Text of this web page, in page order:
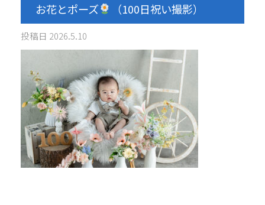
お花とポーズ （100日祝い撮影）
投稿日 2026.5.10